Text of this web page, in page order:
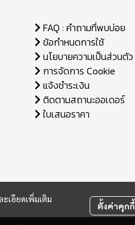
เอียดเพิ่มเติม
ตั้งค่าคุกกี้
FAQ : คำถามที่พบบ่อย
ข้อกำหนดการใช้
นโยบายความเป็นส่วนตัว
การจัดการ Cookie
แจ้งชำระเงิน
ติดตามสถานะออเดอร์
ใบเสนอราคา